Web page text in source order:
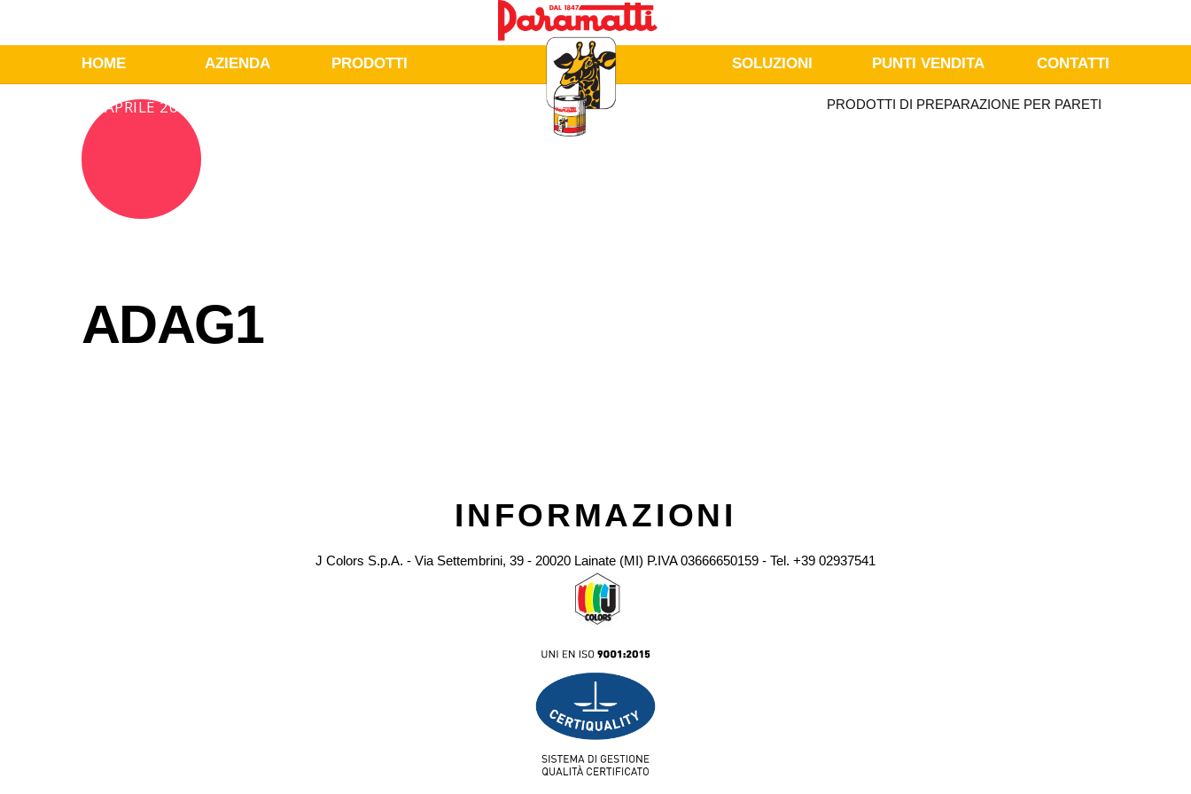
HOME AZIENDA PRODOTTI SOLUZIONI PUNTI VENDITA CONTATTI
18 APRILE 2018
ADAG1
PRODOTTI DI PREPARAZIONE PER PARETI
INFORMAZIONI
J Colors S.p.A. - Via Settembrini, 39 - 20020 Lainate (MI) P.IVA 03666650159 - Tel. +39 02937541